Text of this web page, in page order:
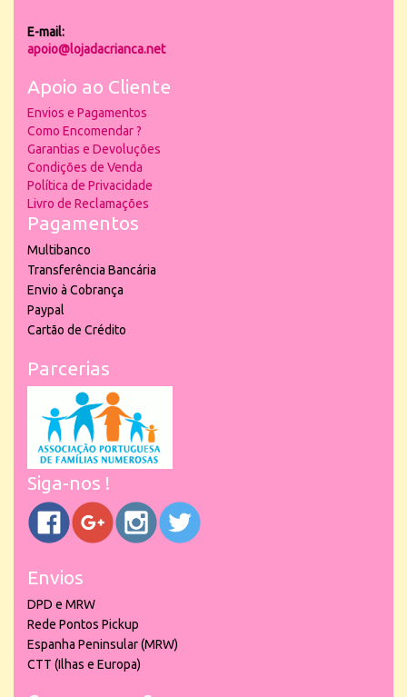
E-mail:
apoio@lojadacrianca.net
Apoio ao Cliente
Envios e Pagamentos
Como Encomendar ?
Garantias e Devoluções
Condições de Venda
Política de Privacidade
Livro de Reclamações
Pagamentos
Multibanco
Transferência Bancária
Envio à Cobrança
Paypal
Cartão de Crédito
Parcerias
Siga-nos !
Envios
DPD e MRW
Rede Pontos Pickup
Espanha Peninsular (MRW)
CTT (Ilhas e Europa)